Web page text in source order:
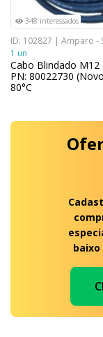
348 interessados
ID: 102827 | Amparo -
1 un
Cabo Blindado
PN: 80022730
80°C